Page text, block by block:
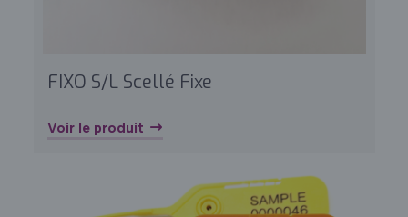
FIXO S/L Scellé Fixe
Voir le produit